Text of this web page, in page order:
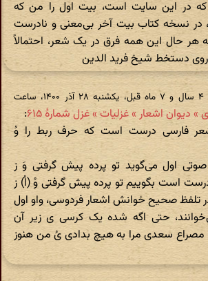
در این سایت است، بیت اول را من که
در نسخه کتاب بیت آخر بی‌معنی و نادرست
هر حال این همه فرق در یک شعر، احتمالاً
روی دستخط شیخ فرید الدین
در ‫۴ سال و ۷ ماه قبل، یکشنبه ۲۸ آذر ۱۴۰۰، ساعت
دیوان اشعار » غزلیات » غزل شمارهٔ ۶۱۵
:
فارسی درست است که حرف ربط را وُ
صوتی اول می‌گوید تو پرده پیش گرفتی وَ ز
است بگوییم تو پرده پیش گرفتی وُ (اُ) ز
تلفظ صحیح خوانش اشعار فردوسی، واو اول
حتی اگه شده یک کرسی ی زیر آن
مصراع سعدی مرا به هیچ بدادی یُ من هنوز